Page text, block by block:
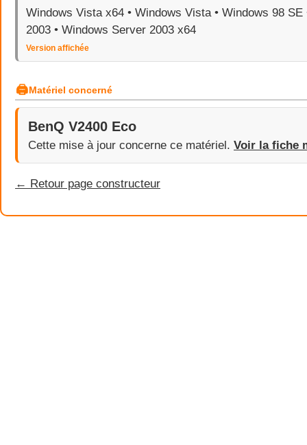
Windows Vista x64 • Windows Vista • Windows 98
2003 • Windows Server 2003 x64
Version affichée
🖨Matériel concerné
BenQ V2400 Eco
Cette mise à jour concerne ce matériel. Voir la fiche
← Retour page constructeur